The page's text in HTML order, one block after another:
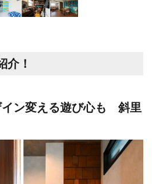
介！
イン変える遊び心も 斜里